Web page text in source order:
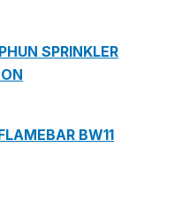
SPRINKLER
BW11